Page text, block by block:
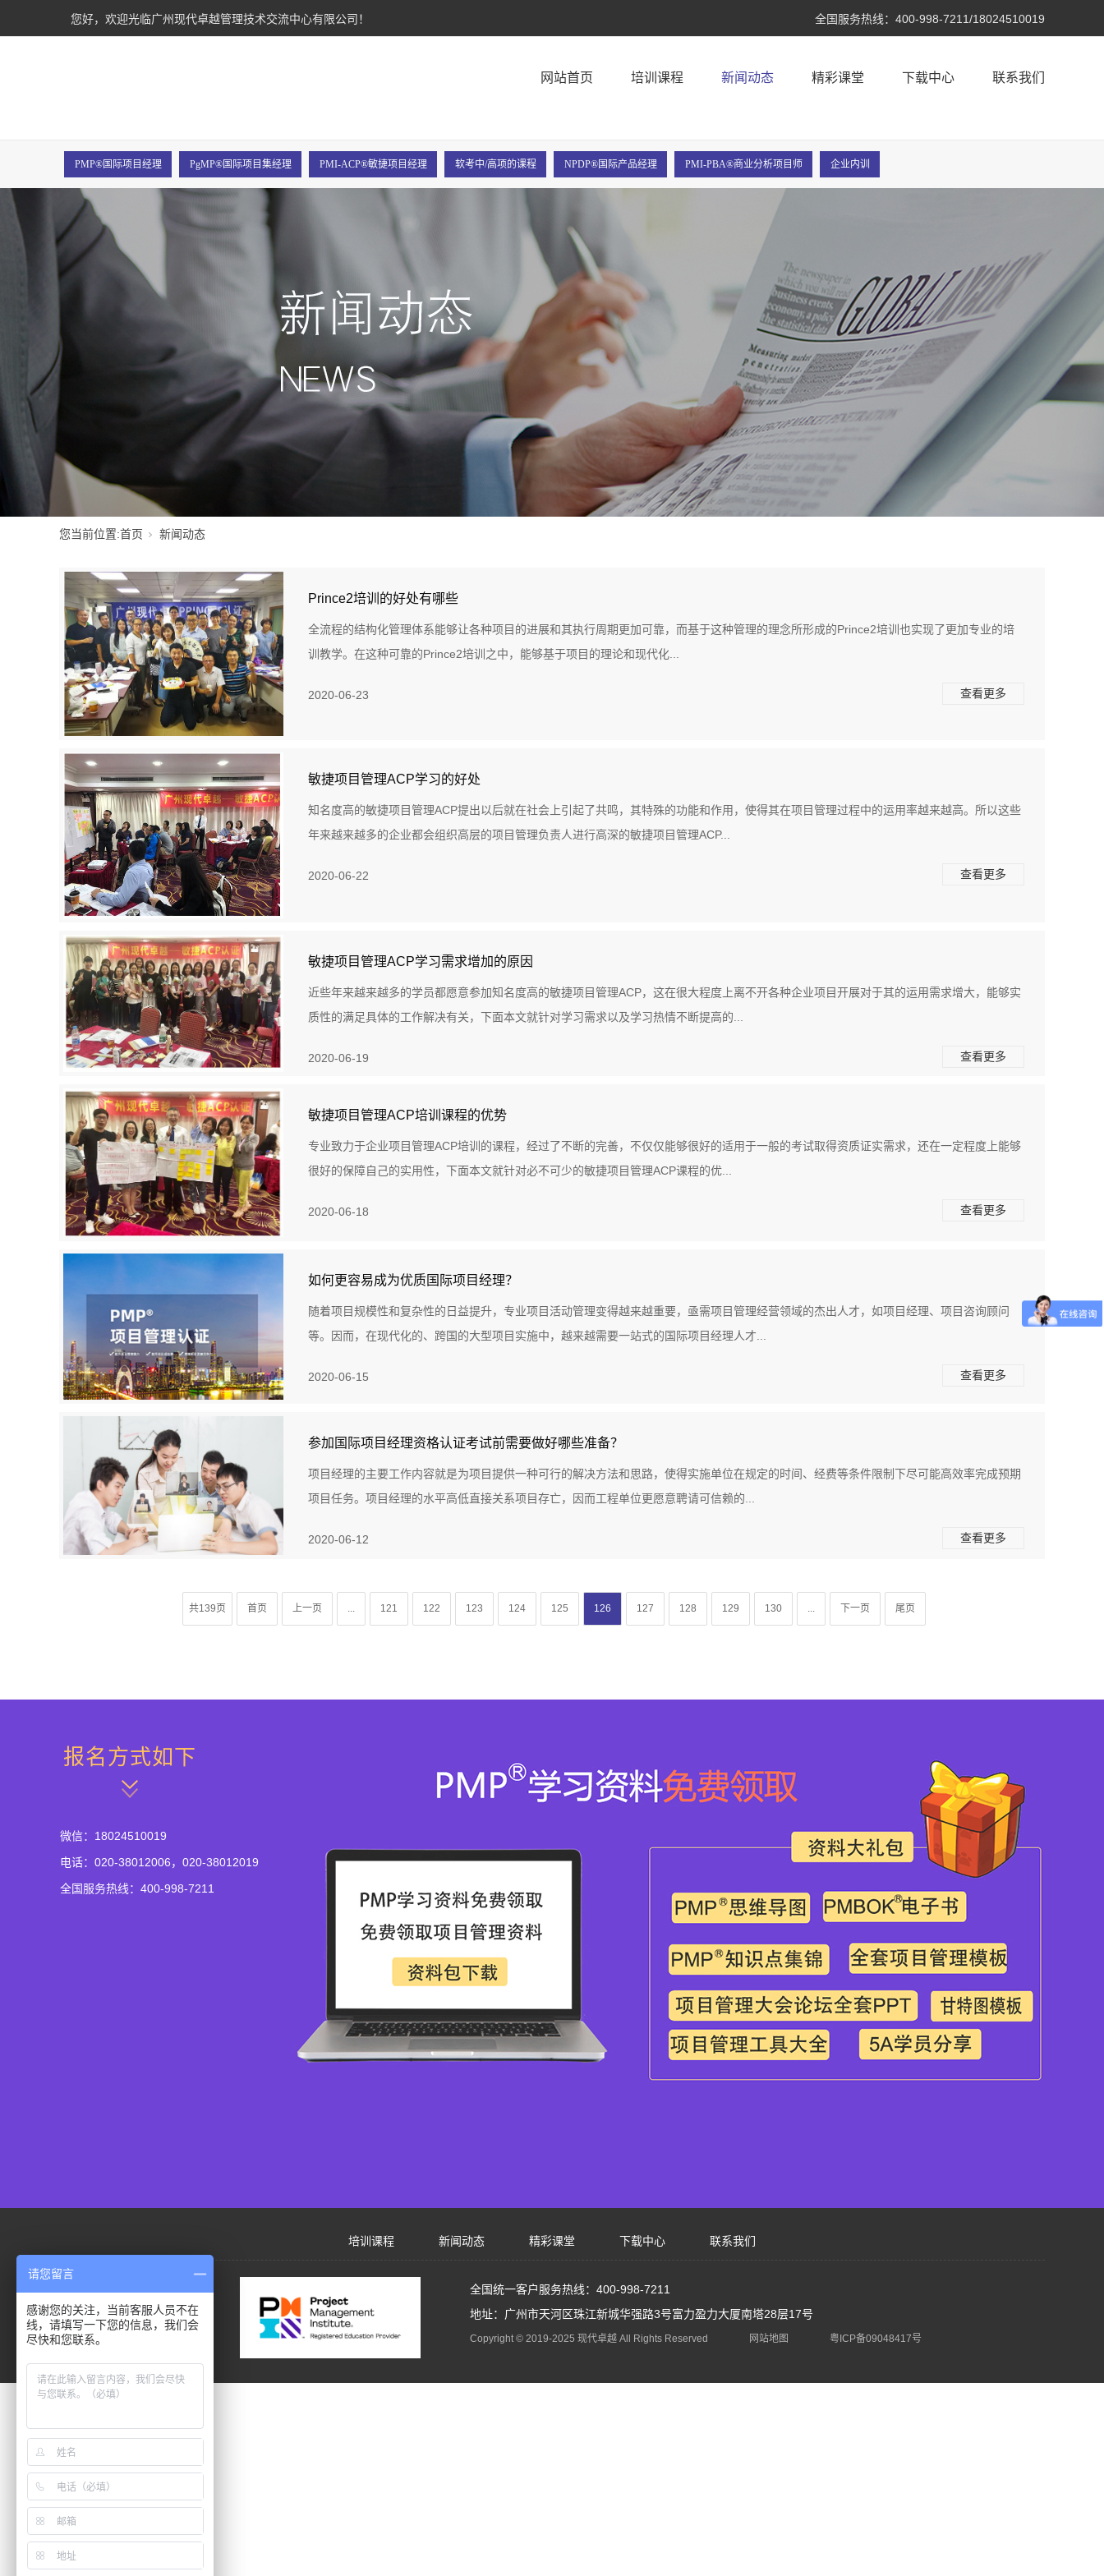
您好，欢迎光临广州现代卓越管理技术交流中心有限公司！ 全国服务热线： 400-998-7211/18024510019
网站首页 培训课程 新闻动态 精彩课堂 下载中心 联系我们
PMP®国际项目经理 PgMP®国际项目集经理 PMI-ACP®敏捷项目经理 软考中/高项的课程 NPDP®国际产品经理 PMI-PBA®商业分析项目师 企业内训
您当前位置:首页 新闻动态
Prince2培训的好处有哪些
全流程的结构化管理体系能够让各种项目的进展和其执行周期更加可靠，而基于这种管理的理念所形成的Prince2培训也实现了更加专业的培
训教学。在这种可靠的Prince2培训之中，能够基于项目的理论和现代化...
2020-06-23 查看更多
敏捷项目管理ACP学习的好处
知名度高的敏捷项目管理ACP提出以后就在社会上引起了共鸣，其特殊的功能和作用，使得其在项目管理过程中的运用率越来越高。所以这些
年来越来越多的企业都会组织高层的项目管理负责人进行高深的敏捷项目管理ACP...
2020-06-22 查看更多
敏捷项目管理ACP学习需求增加的原因
近些年来越来越多的学员都愿意参加知名度高的敏捷项目管理ACP，这在很大程度上离不开各种企业项目开展对于其的运用需求增大，能够实
质性的满足具体的工作解决有关，下面本文就针对学习需求以及学习热情不断提高的...
2020-06-19 查看更多
敏捷项目管理ACP培训课程的优势
专业致力于企业项目管理ACP培训的课程，经过了不断的完善，不仅仅能够很好的适用于一般的考试取得资质证实需求，还在一定程度上能够
很好的保障自己的实用性，下面本文就针对必不可少的敏捷项目管理ACP课程的优...
2020-06-18 查看更多
如何更容易成为优质国际项目经理？
随着项目规模性和复杂性的日益提升，专业项目活动管理变得越来越重要，亟需项目管理经营领域的杰出人才，如项目经理、项目咨询顾问
等。因而，在现代化的、跨国的大型项目实施中，越来越需要一站式的国际项目经理人才...
2020-06-15 查看更多
参加国际项目经理资格认证考试前需要做好哪些准备？
项目经理的主要工作内容就是为项目提供一种可行的解决方法和思路，使得实施单位在规定的时间、经费等条件限制下尽可能高效率完成预期
项目任务。项目经理的水平高低直接关系项目存亡，因而工程单位更愿意聘请可信赖的...
2020-06-12 查看更多
共139页 首页 上一页 ... 121 122 123 124 125 126 127 128 129 130 ... 下一页 尾页
报名方式如下
微信：18024510019
电话：020-38012006，020-38012019
全国服务热线：400-998-7211
培训课程 新闻动态 精彩课堂 下载中心 联系我们
全国统一客户服务热线：400-998-7211
地址：广州市天河区珠江新城华强路3号富力盈力大厦南塔28层17号
Copyright © 2019-2025 现代卓越 All Rights Reserved 网站地图 粤ICP备09048417号
请您留言
感谢您的关注，当前客服人员不在
线，请填写一下您的信息，我们会
尽快和您联系。